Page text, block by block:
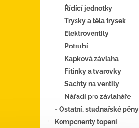
Řídící jednotky
Trysky a těla trysek
Elektroventily
Potrubí
Kapková závlaha
Fitinky a tvarovky
Šachty na ventily
Nářadí pro závlaháře
- Ostatní, studnařské pěny
Komponenty topení